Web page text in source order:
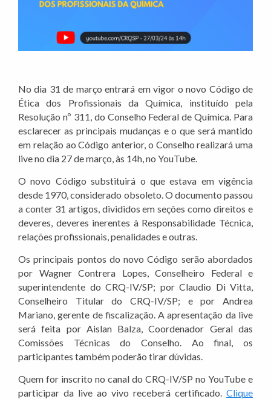
No dia 31 de março entrará em vigor o novo Código de
Ética dos Profissionais da Química, instituído pela
Resolução nº 311, do Conselho Federal de Química. Para
esclarecer as principais mudanças e o que será mantido
em relação ao Código anterior, o Conselho realizará uma
live no dia 27 de março, às 14h, no YouTube.
O novo Código substituirá o que estava em vigência
desde 1970, considerado obsoleto. O documento passou
a conter 31 artigos, divididos em seções como direitos e
deveres, deveres inerentes à Responsabilidade Técnica,
relações profissionais, penalidades e outras.
Os principais pontos do novo Código serão abordados
por Wagner Contrera Lopes, Conselheiro Federal e
superintendente do CRQ-IV/SP; por Claudio Di Vitta,
Conselheiro Titular do CRQ-IV/SP; e por Andrea
Mariano, gerente de fiscalização. A apresentação da live
será feita por Aislan Balza, Coordenador Geral das
Comissões Técnicas do Conselho. Ao final, os
participantes também poderão tirar dúvidas.
Quem for inscrito no canal do CRQ-IV/SP no YouTube e
participar da live ao vivo receberá certificado. Clique